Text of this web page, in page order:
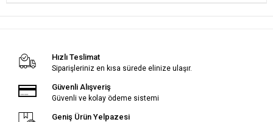
Hızlı Teslimat
Siparişleriniz en kısa sürede elinize ulaşır.
Güvenli Alışveriş
Güvenli ve kolay ödeme sistemi
Geniş Ürün Yelpazesi